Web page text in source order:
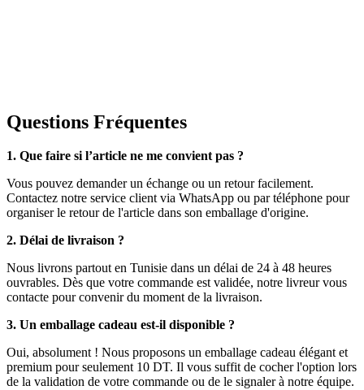
Questions Fréquentes
1. Que faire si l’article ne me convient pas ?
Vous pouvez demander un échange ou un retour facilement.
Contactez notre service client via WhatsApp ou par téléphone pour
organiser le retour de l'article dans son emballage d'origine.
2. Délai de livraison ?
Nous livrons partout en Tunisie dans un délai de 24 à 48 heures
ouvrables. Dès que votre commande est validée, notre livreur vous
contacte pour convenir du moment de la livraison.
3. Un emballage cadeau est-il disponible ?
Oui, absolument ! Nous proposons un emballage cadeau élégant et
premium pour seulement 10 DT. Il vous suffit de cocher l'option lors
de la validation de votre commande ou de le signaler à notre équipe.